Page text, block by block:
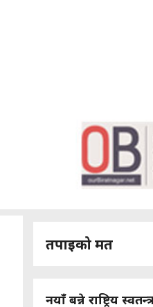
तपाइको मत
नयाँ बन्ने राष्ट्रिय